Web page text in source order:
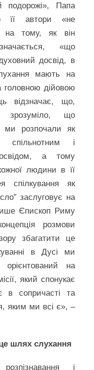
подорожі», Папа
її автори «не
на тому, як він
«що
досвід, в
мають на
головною дійовою
відзначає, що,
зрозуміло, що
ми розпочали як
і
а тому
людини в її
спілкування як
заслуговує на
Єпископ Риму
розмови
збагатити це
в Дусі ми
на
який спонукає
в сопричасті та
яким ми всі є», –
шлях слухання
і